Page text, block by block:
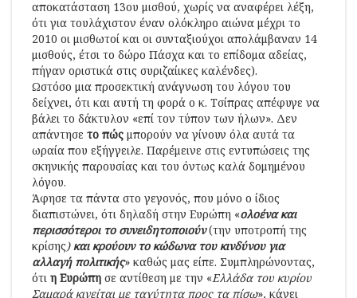
αποκατάσταση 13ου μισθού, χωρίς να αναφέρει λέξη,
ότι για τουλάχιστον έναν ολόκληρο αιώνα μέχρι το
2010 οι μισθωτοί και οι συνταξιούχοι απολάμβαναν 14
μισθούς, έτσι το δώρο Πάσχα και το επίδομα αδείας,
πήγαν οριστικά στις συριζαίικες καλένδες).
Ωστόσο μια προσεκτική ανάγνωση του λόγου του
δείχνει, ότι και αυτή τη φορά ο κ. Τσίπρας απέφυγε να
βάλει το δάκτυλον «επί τον τύπον των ήλων». Δεν
απάντησε το πώς μπορούν να γίνουν όλα αυτά τα
ωραία που εξήγγειλε. Παρέμεινε στις εντυπώσεις της
σκηνικής παρουσίας και του όντως καλά δομημένου
λόγου.
Άφησε τα πάντα στο γεγονός, που μόνο ο ίδιος
διαπιστώνει, ότι δηλαδή στην Ευρώπη «ολοένα και
περισσότεροι το συνειδητοποιούν (την υποτροπή της
κρίσης)και κρούουν το κώδωνα του κινδύνου για
αλλαγή πολιτικής» καθώς μας είπε. Συμπληρώνοντας,
ότι η Ευρώπη σε αντίθεση με την «Ελλάδα του κυρίου
Σαμαρά κινείται με ταχύτητα προς τα πίσω», κάνει